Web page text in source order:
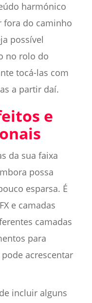
harmónico
fora do caminho
possível
no rolo do
tocá-las com
a partir daí.
e
da sua faixa
possa
esparsa. É
e camadas
camadas
para
acrescentar
incluir alguns